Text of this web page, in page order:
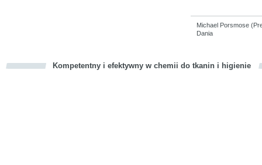
Michael Porsmose
Dania
Kompetentny i efektywny w chemii do tkanin i higienie